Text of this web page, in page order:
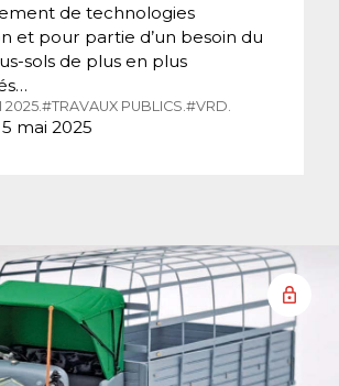
de technologies
et pour partie d’un besoin du
sols de plus en plus
#TRAVAUX PUBLICS. #VRD.
mai 2025